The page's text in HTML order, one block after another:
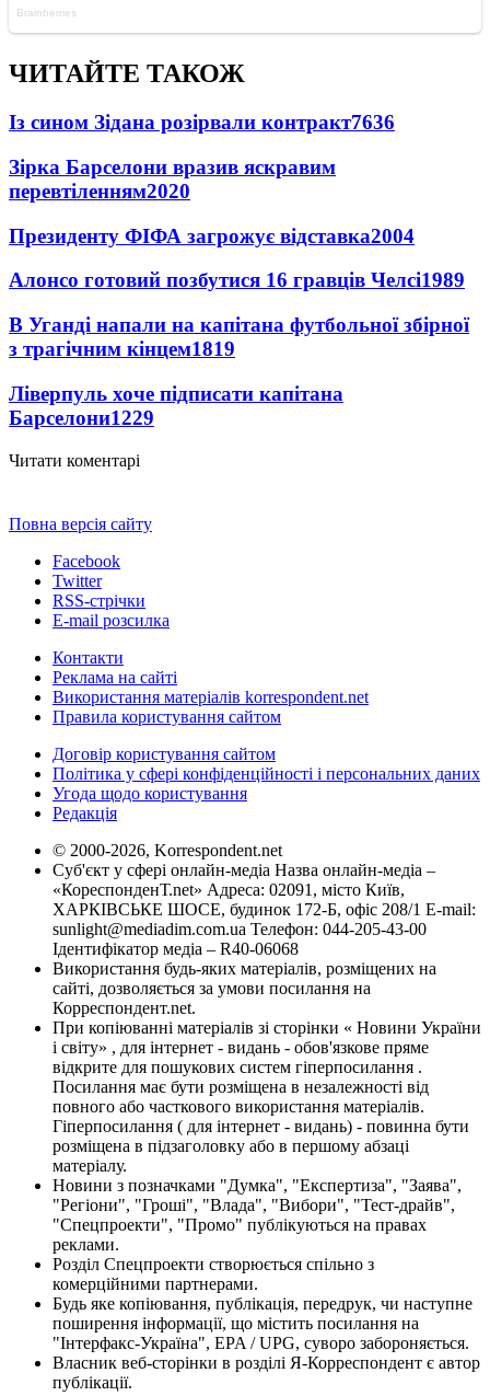
ЧИТАЙТЕ ТАКОЖ
Із сином Зідана розірвали контракт7636
Зірка Барселони вразив яскравим
перевтіленням2020
Президенту ФІФА загрожує відставка2004
Алонсо готовий позбутися 16 гравців Челсі1989
В Уганді напали на капітана футбольної збірної
з трагічним кінцем1819
Ліверпуль хоче підписати капітана
Барселони1229
Читати коментарі
Повна версія сайту
Facebook
Twitter
RSS-стрічки
E-mail розсилка
Контакти
Реклама на сайті
Використання матеріалів korrespondent.net
Правила користування сайтом
Договір користування сайтом
Політика у сфері конфіденційності і персональних даних
Угода щодо користування
Редакція
© 2000-2026, Korrespondent.net
Суб'єкт у сфері онлайн-медіа Назва онлайн-медіа –
«КореспонденТ.net» Адреса: 02091, місто Київ,
ХАРКІВСЬКЕ ШОСЕ, будинок 172-Б, офіс 208/1 E-mail:
sunlight@mediadim.com.ua Телефон: 044-205-43-00
Ідентифікатор медіа – R40-06068
Використання будь-яких матеріалів, розміщених на
сайті, дозволяється за умови посилання на
Корреспондент.net.
При копіюванні матеріалів зі сторінки « Новини України
і світу» , для інтернет - видань - обов'язкове пряме
відкрите для пошукових систем гіперпосилання .
Посилання має бути розміщена в незалежності від
повного або часткового використання матеріалів.
Гіперпосилання ( для інтернет - видань) - повинна бути
розміщена в підзаголовку або в першому абзаці
матеріалу.
Новини з позначками "Думка", "Експертиза", "Заява",
"Регіони", "Гроші", "Влада", "Вибори", "Тест-драйв",
"Спецпроекти", "Промо" публікуються на правах
реклами.
Розділ Спецпроекти створюється спільно з
комерційними партнерами.
Будь яке копіювання, публікація, передрук, чи наступне
поширення інформації, що містить посилання на
"Інтерфакс-Україна", EPA / UPG, суворо забороняється.
Власник веб-сторінки в розділі Я-Корреспондент є автор
публікації.